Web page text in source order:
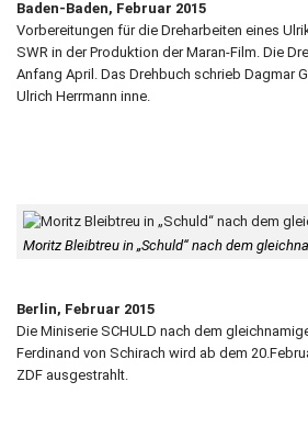
Baden-Baden, Februar 2015
Vorbereitungen für die Dreharbeiten eines
SWR in der Produktion der Maran-Film. Die
Anfang April. Das Drehbuch schrieb Dagmar
Ulrich Herrmann inne.
Moritz Bleibtreu in „Schuld“ nach dem
Berlin, Februar 2015
Die Miniserie SCHULD nach dem
Ferdinand von Schirach wird ab dem
ZDF ausgestrahlt.